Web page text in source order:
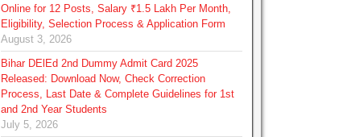
Online for 12 Posts, Salary ₹1.5 Lakh Per Month,
Eligibility, Selection Process & Application Form
August 3, 2026
Bihar DElEd 2nd Dummy Admit Card 2025
Released: Download Now, Check Correction
Process, Last Date & Complete Guidelines for 1st
and 2nd Year Students
July 5, 2026